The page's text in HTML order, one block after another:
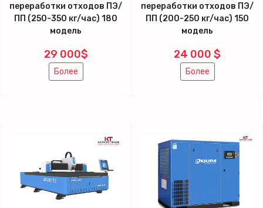
переработки отходов ПЭ/
ПП (250-350 кг/час) 180
модель
29 000$
Более
переработки отходов ПЭ/
ПП (200-250 кг/час) 150
модель
24 000 $
Более